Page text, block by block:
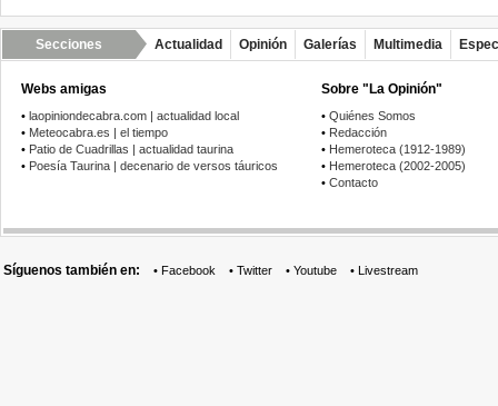
Secciones Actualidad Opinión Galerías Multimedia
Webs amigas
• laopiniondecabra.com | actualidad local
• Meteocabra.es | el tiempo
• Patio de Cuadrillas | actualidad taurina
• Poesía Taurina | decenario de versos táuricos
Sobre "La Opinión"
• Quiénes Somos
• Redacción
• Hemeroteca (1912-1989)
• Hemeroteca (2002-2005)
• Contacto
Síguenos también en: • Facebook • Twitter • Youtube • Livestream